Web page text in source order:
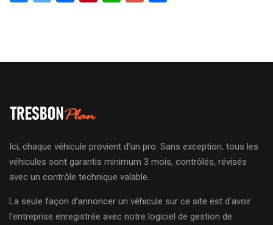
Ici, chaque véhicule provient d’un pro. Sans exception, tous les
véhicules sont garantis minimum 3 mois, contrôlés, révisés
avec un contrôle technique valable.
La seule façon d’annoncer un véhicule sur ce site est d’avoir
l’entreprise enregistrée avec notre logiciel de gestion de